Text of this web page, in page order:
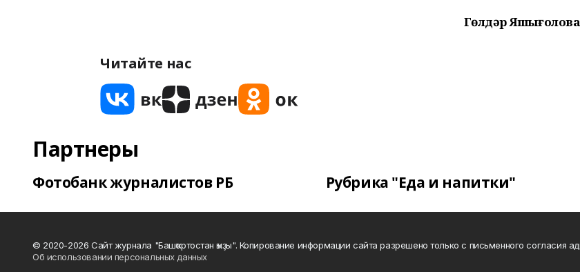
Гөлдәр
Читайте нас
Партнеры
Фотобанк журналистов РБ Рубрика "Еда и напитки"
© 2020-2026 Сайт журнала "Башҡортостан ҡыҙы". Копирование информации сайта разрешено только с письменного согласия
Об использовании персональных данных